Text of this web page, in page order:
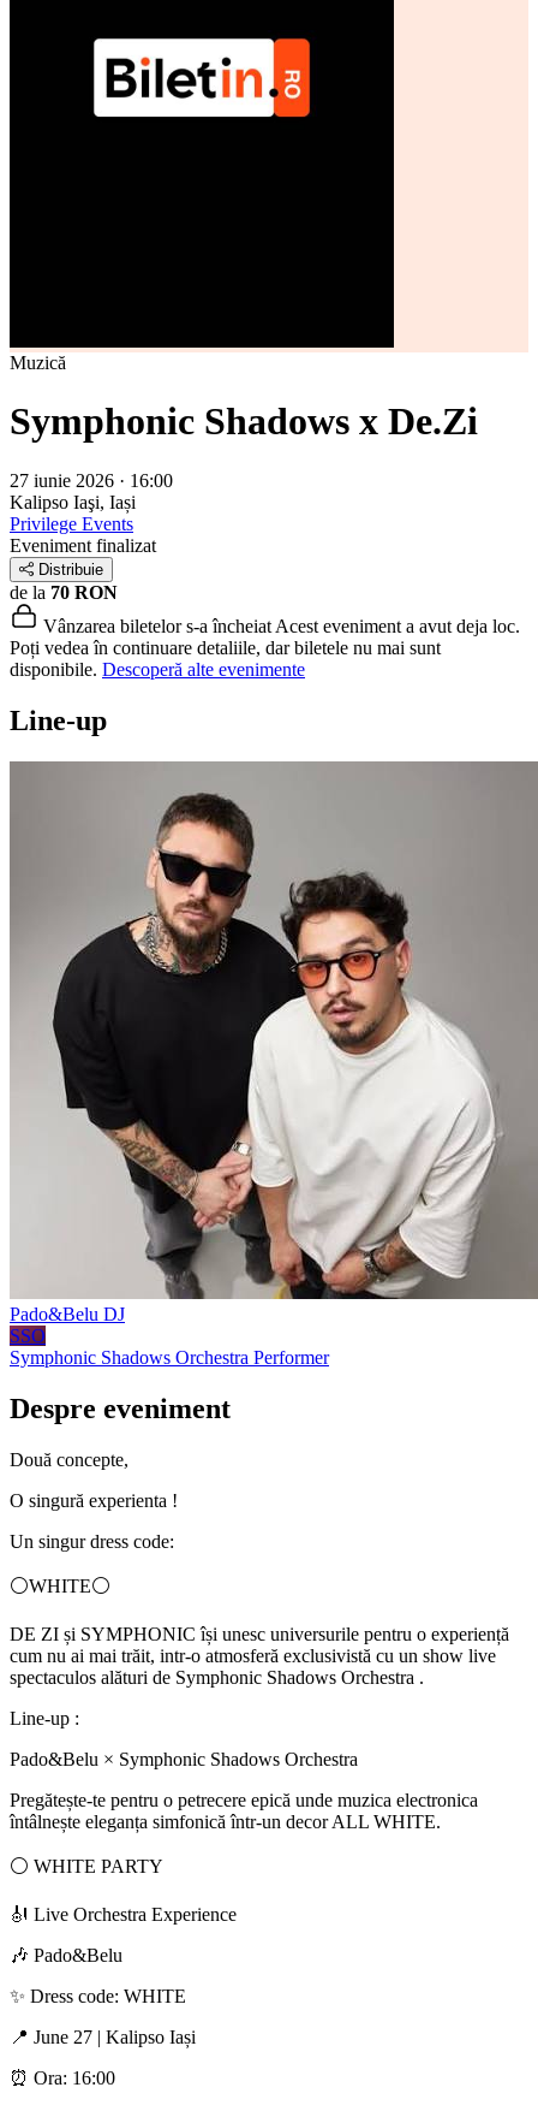
Muzică
Symphonic Shadows x De.Zi
27 iunie 2026 · 16:00
Kalipso Iaşi, Iași
Privilege Events
Eveniment finalizat
Distribuie
de la 70 RON
Vânzarea biletelor s-a încheiat Acest eveniment a avut deja loc.
Poți vedea în continuare detaliile, dar biletele nu mai sunt
disponibile. Descoperă alte evenimente
Line-up
Pado&Belu DJ
SSO
Symphonic Shadows Orchestra Performer
Despre eveniment
Două concepte,
O singură experienta !
Un singur dress code:
⚪️WHITE⚪
DE ZI și SYMPHONIC își unesc universurile pentru o experiență
cum nu ai mai trăit, intr-o atmosferă exclusivistă cu un show live
spectaculos alături de Symphonic Shadows Orchestra .
Line-up :
Pado&Belu × Symphonic Shadows Orchestra
Pregătește-te pentru o petrecere epică unde muzica electronica
întâlnește eleganța simfonică într-un decor ALL WHITE.
⚪ WHITE PARTY
🎻 Live Orchestra Experience
🎶 Pado&Belu
✨ Dress code: WHITE
📍 June 27 | Kalipso Iași
⏰ Ora: 16:00